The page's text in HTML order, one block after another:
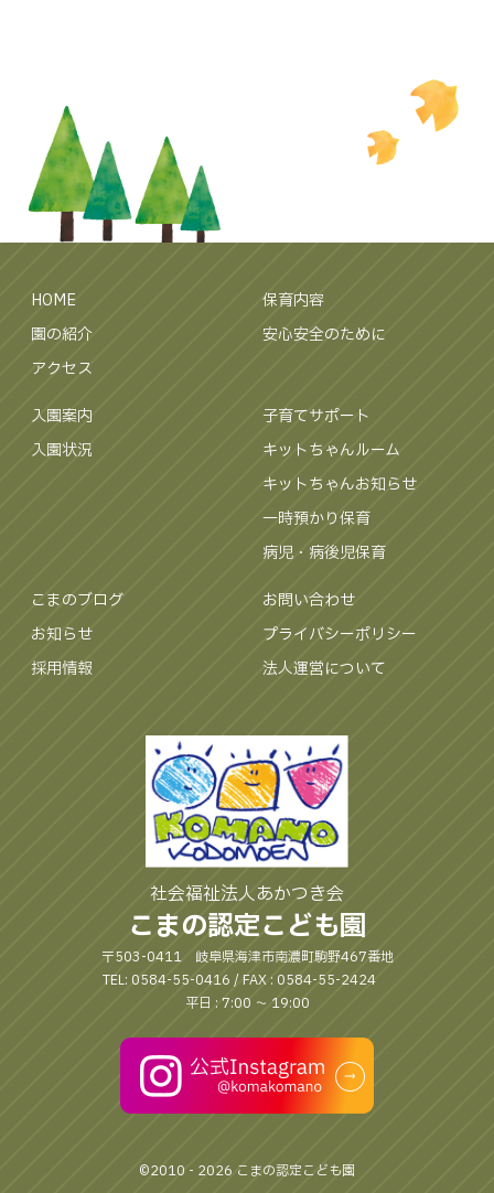
HOME
園の紹介
アクセス
保育内容
安心安全のために
入園案内
入園状況
子育てサポート
キットちゃんルーム
キットちゃんお知らせ
一時預かり保育
病児・病後児保育
こまのブログ
お知らせ
採用情報
お問い合わせ
プライバシーポリシー
法人運営について
社会福祉法人あかつき会
こまの認定こども園
〒503-0411 岐阜県海津市南濃町駒野467番地
TEL: 0584-55-0416 / FAX : 0584-55-2424
平日 : 7:00 〜 19:00
©2010 - 2026 こまの認定こども園